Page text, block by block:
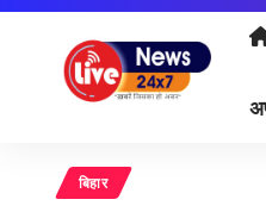
बिहार